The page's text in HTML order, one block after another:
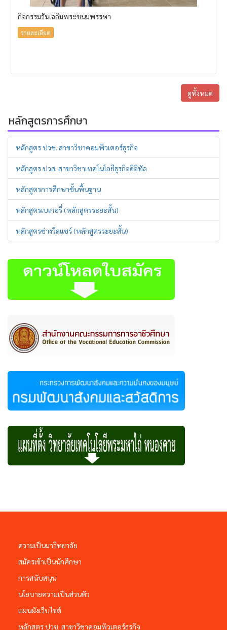
กิจกรรมวันเฉลิมพระชนมพรรษา
รายละเอียด
ดูทั้งหมด
หลักสูตรการศึกษา
หลักสูตร ปวช. สาขาวิชาคอมพิวเตอร์ธุรกิจ
หลักสูตร ปวส. สาขาวิชาเทคโนโลยีธุรกิจดิจิทัล
หลักสูตรการศึกษาชั้นพื้นฐาน
หลักสูตรเบเกอรี่ (หลักสูตรระยะสั้น)
หลักสูตรช่างวีลแชร์ (หลักสูตรระยะสั้น)
ความเป็นมาวิทยาลัย
สมัครเข้าเป็นนักศึกษา
การสนับสนุน
นโยบายความเป็นส่วนตัว
แผนผังเว็บไซต์
หลักสูตร ปวช. สาขาวิชาคอมพิวเตอร์ธุรกิจ